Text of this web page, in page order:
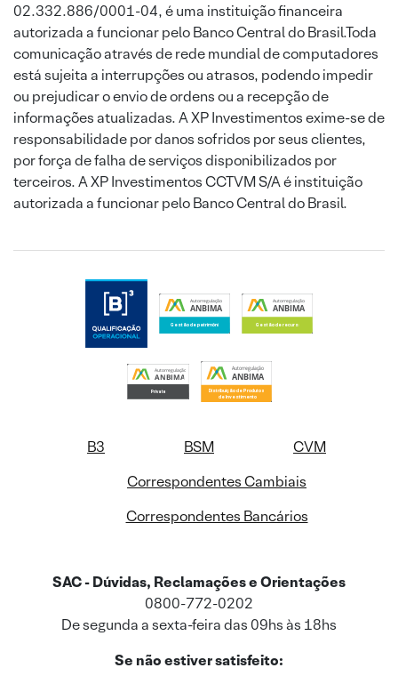
02.332.886/0001-04, é uma instituição financeira
autorizada a funcionar pelo Banco Central do Brasil.Toda
comunicação através de rede mundial de computadores
está sujeita a interrupções ou atrasos, podendo impedir
ou prejudicar o envio de ordens ou a recepção de
informações atualizadas. A XP Investimentos exime-se de
responsabilidade por danos sofridos por seus clientes,
por força de falha de serviços disponibilizados por
terceiros. A XP Investimentos CCTVM S/A é instituição
autorizada a funcionar pelo Banco Central do Brasil.
B3 BSM
CVM
Correspondentes Cambiais
Correspondentes Bancários
SAC - Dúvidas, Reclamações e Orientações
0800-772-0202
De segunda a sexta-feira das 09hs às 18hs
Se não estiver satisfeito: